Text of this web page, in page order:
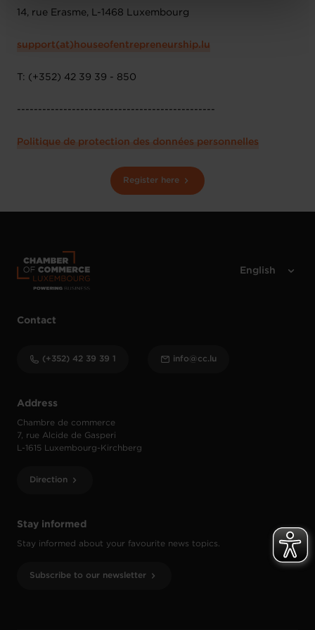
protection des données personnelles
14, rue Erasme, L-1468 Luxembourg
support(at)houseofentrepreneurship.lu
T: (+352) 42 39 39 - 850
-----------------------------------------------
Politique de protection des données personnelles
Register here
Stay informed
Stay informed about your favourite news topics.
Subscribe to our newsletter
Address
Chambre de commerce
7, rue Alcide de Gasperi
L-1615 Luxembourg-Kirchberg
Direction
Contact
(+352) 42 39 39 1 info@cc.lu